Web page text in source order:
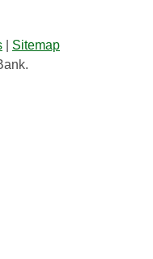
Sitemap